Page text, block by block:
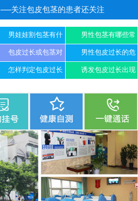
──关注包皮包茎的患者还关注
男娃娃割包茎有什 男性包茎有哪些常
包皮过长或包茎对 男性包皮过长的危
怎样判定包皮过长 诱发包皮过长出现